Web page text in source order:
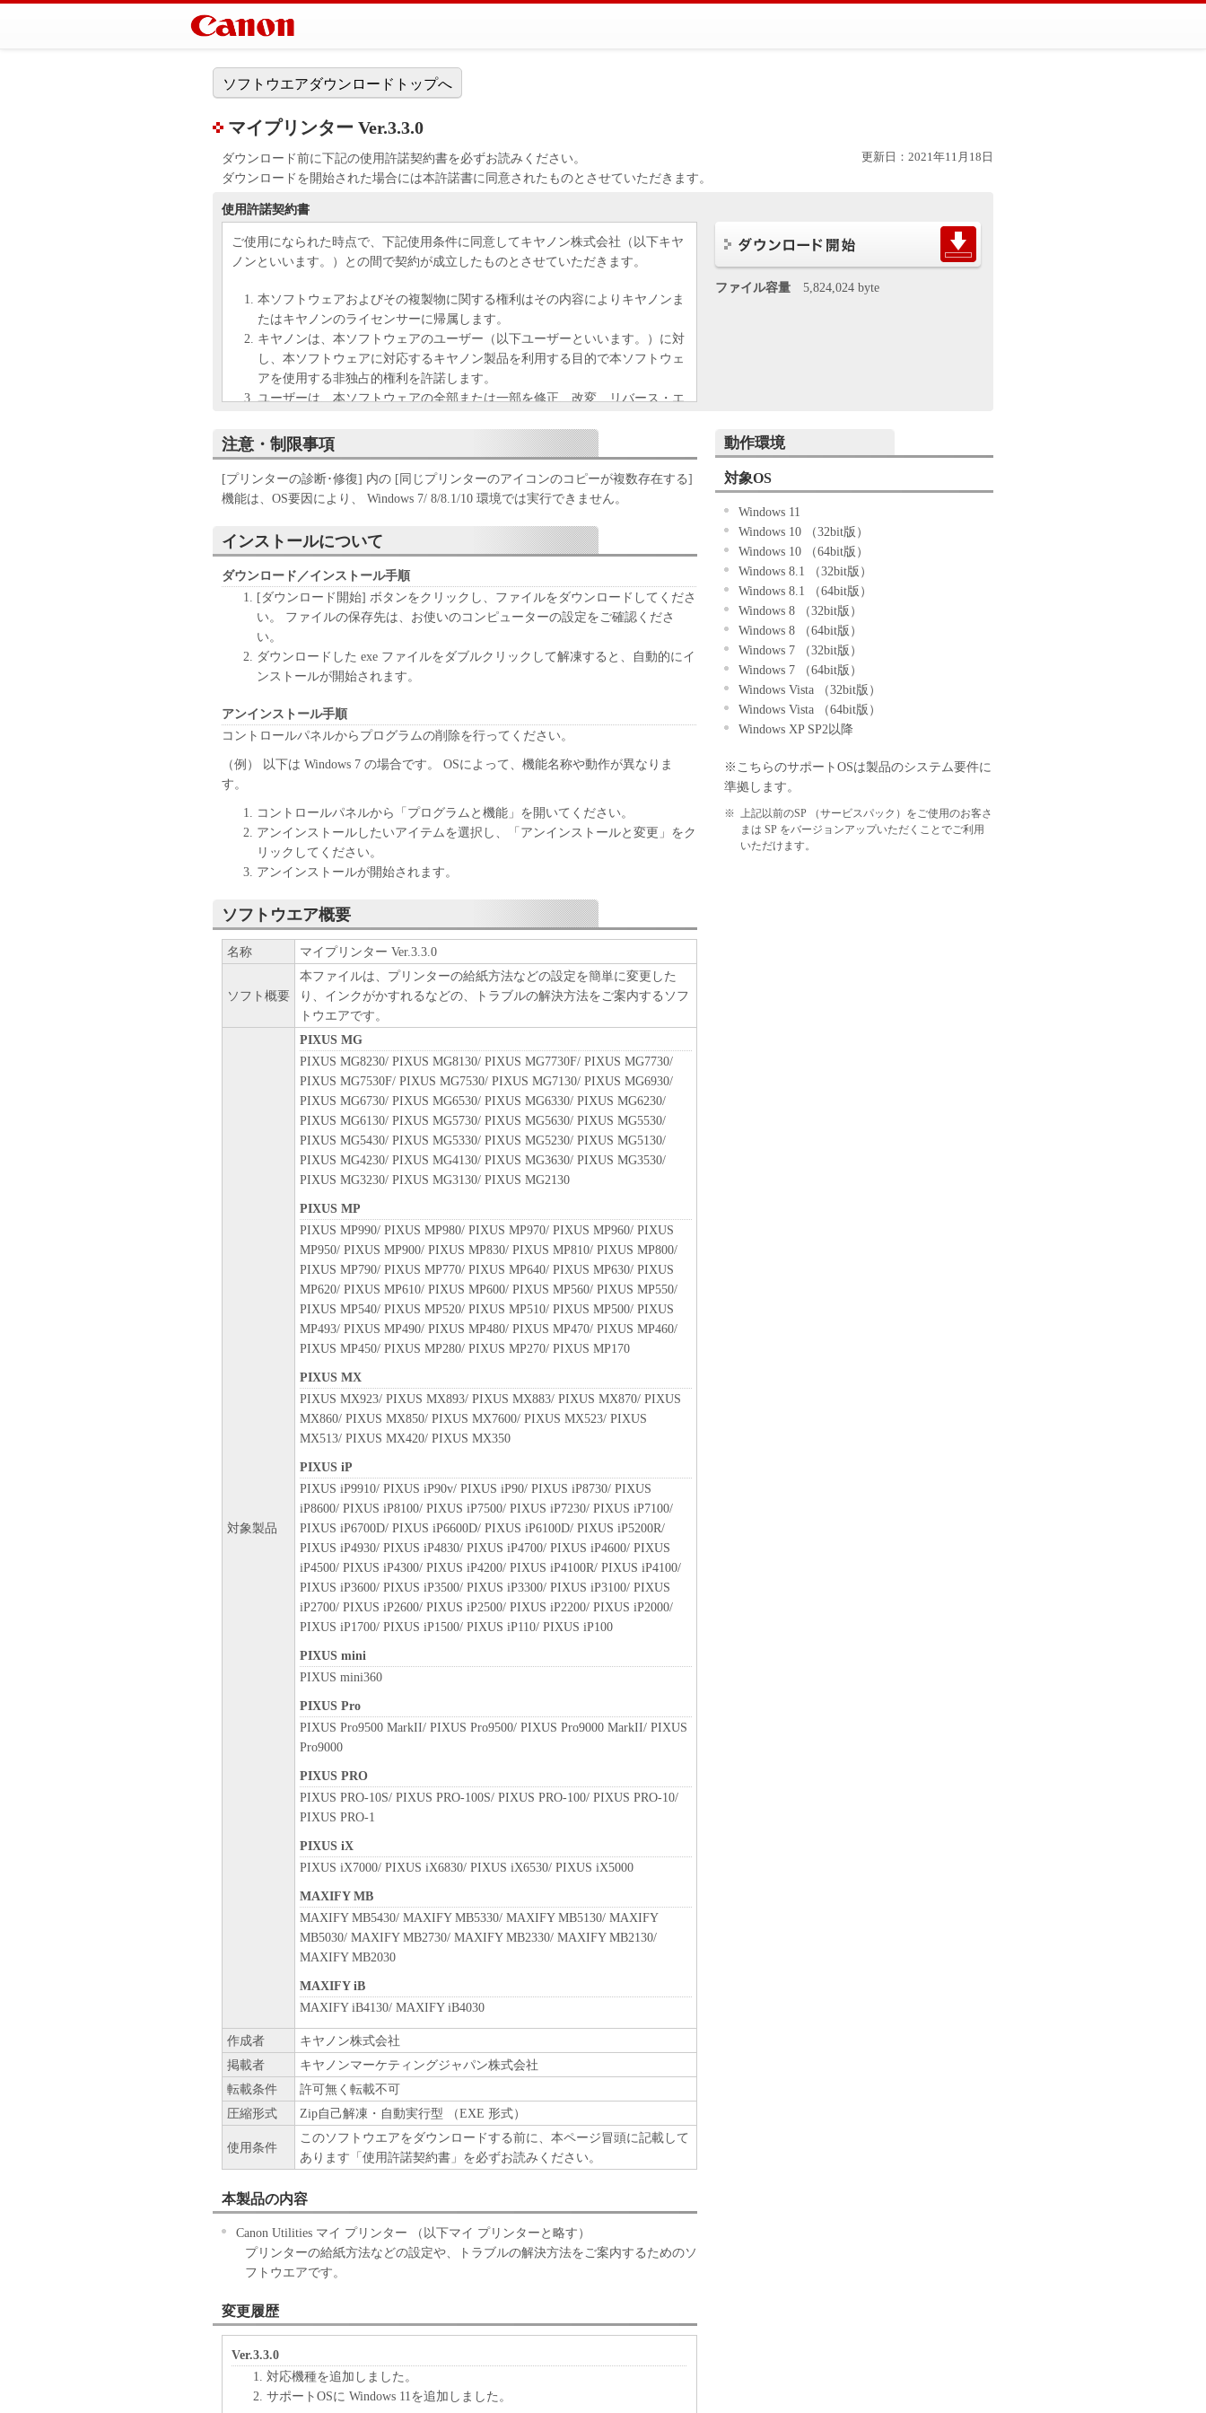
ソフトウエアダウンロードトップへ
マイプリンター Ver.3.3.0
ダウンロード前に下記の使用許諾契約書を必ずお読みください。
ダウンロードを開始された場合には本許諾書に同意されたものとさせていただきます。
更新日：2021年11月18日
使用許諾契約書
ご使用になられた時点で、下記使用条件に同意してキヤノン株式会社（以下キヤ
ノンといいます。）との間で契約が成立したものとさせていただきます。
本ソフトウェアおよびその複製物に関する権利はその内容によりキヤノンま
たはキヤノンのライセンサーに帰属します。
キヤノンは、本ソフトウェアのユーザー（以下ユーザーといいます。）に対
し、本ソフトウェアに対応するキヤノン製品を利用する目的で本ソフトウェ
アを使用する非独占的権利を許諾します。
ユーザーは、本ソフトウェアの全部または一部を修正、改変、リバース・エ
ん。
キヤノン、キヤノンマーケティングジャパン株式会社およびキヤノンのライ
センサーは、本ソフトウェアがユーザーの特定の目的のために適当であるこ
と、もしくは有用であること、または本ソフトウェアに瑕疵がないこと、そ
キヤノン、キヤノンマーケティングジャパン株式会社およびキヤノンのライ
センサーは、本ソフトウェアの使用に付随または関連して生ずる直接的また
は間接的な損失、損害等について、いかなる場合においても一切の責任を負
いません。
ユーザーは、日本国政府または該当国の政府より必要な許可等を得ることな
しに、本ソフトウェアの全部または一部を、直接または間接に輸出してはな
りません。
ファイル容量 5,824,024 byte
注意・制限事項
[プリンターの診断･修復] 内の [同じプリンターのアイコンのコピーが複数存在する]
機能は、OS要因により、 Windows 7/ 8/8.1/10 環境では実行できません。
インストールについて
ダウンロード／インストール手順
[ダウンロード開始] ボタンをクリックし、ファイルをダウンロードしてくださ
い。 ファイルの保存先は、お使いのコンピューターの設定をご確認くださ
い。
ダウンロードした exe ファイルをダブルクリックして解凍すると、自動的にイ
ンストールが開始されます。
アンインストール手順
コントロールパネルからプログラムの削除を行ってください。
（例） 以下は Windows 7 の場合です。 OSによって、機能名称や動作が異なりま
す。
コントロールパネルから「プログラムと機能」を開いてください。
アンインストールしたいアイテムを選択し、「アンインストールと変更」をク
リックしてください。
アンインストールが開始されます。
ソフトウエア概要
名称 マイプリンター Ver.3.3.0
ソフト概要
本ファイルは、プリンターの給紙方法などの設定を簡単に変更した
り、インクがかすれるなどの、トラブルの解決方法をご案内するソフ
トウエアです。
対象製品
PIXUS MG
PIXUS MG8230/ PIXUS MG8130/ PIXUS MG7730F/ PIXUS MG7730/
PIXUS MG7530F/ PIXUS MG7530/ PIXUS MG7130/ PIXUS MG6930/
PIXUS MG6730/ PIXUS MG6530/ PIXUS MG6330/ PIXUS MG6230/
PIXUS MG6130/ PIXUS MG5730/ PIXUS MG5630/ PIXUS MG5530/
PIXUS MG5430/ PIXUS MG5330/ PIXUS MG5230/ PIXUS MG5130/
PIXUS MG4230/ PIXUS MG4130/ PIXUS MG3630/ PIXUS MG3530/
PIXUS MG3230/ PIXUS MG3130/ PIXUS MG2130
PIXUS MP
PIXUS MP990/ PIXUS MP980/ PIXUS MP970/ PIXUS MP960/ PIXUS
MP950/ PIXUS MP900/ PIXUS MP830/ PIXUS MP810/ PIXUS MP800/
PIXUS MP790/ PIXUS MP770/ PIXUS MP640/ PIXUS MP630/ PIXUS
MP620/ PIXUS MP610/ PIXUS MP600/ PIXUS MP560/ PIXUS MP550/
PIXUS MP540/ PIXUS MP520/ PIXUS MP510/ PIXUS MP500/ PIXUS
MP493/ PIXUS MP490/ PIXUS MP480/ PIXUS MP470/ PIXUS MP460/
PIXUS MP450/ PIXUS MP280/ PIXUS MP270/ PIXUS MP170
PIXUS MX
PIXUS MX923/ PIXUS MX893/ PIXUS MX883/ PIXUS MX870/ PIXUS
MX860/ PIXUS MX850/ PIXUS MX7600/ PIXUS MX523/ PIXUS
MX513/ PIXUS MX420/ PIXUS MX350
PIXUS iP
PIXUS iP9910/ PIXUS iP90v/ PIXUS iP90/ PIXUS iP8730/ PIXUS
iP8600/ PIXUS iP8100/ PIXUS iP7500/ PIXUS iP7230/ PIXUS iP7100/
PIXUS iP6700D/ PIXUS iP6600D/ PIXUS iP6100D/ PIXUS iP5200R/
PIXUS iP4930/ PIXUS iP4830/ PIXUS iP4700/ PIXUS iP4600/ PIXUS
iP4500/ PIXUS iP4300/ PIXUS iP4200/ PIXUS iP4100R/ PIXUS iP4100/
PIXUS iP3600/ PIXUS iP3500/ PIXUS iP3300/ PIXUS iP3100/ PIXUS
iP2700/ PIXUS iP2600/ PIXUS iP2500/ PIXUS iP2200/ PIXUS iP2000/
PIXUS iP1700/ PIXUS iP1500/ PIXUS iP110/ PIXUS iP100
PIXUS mini
PIXUS mini360
PIXUS Pro
PIXUS Pro9500 MarkII/ PIXUS Pro9500/ PIXUS Pro9000 MarkII/ PIXUS
Pro9000
PIXUS PRO
PIXUS PRO-10S/ PIXUS PRO-100S/ PIXUS PRO-100/ PIXUS PRO-10/
PIXUS PRO-1
PIXUS iX
PIXUS iX7000/ PIXUS iX6830/ PIXUS iX6530/ PIXUS iX5000
MAXIFY MB
MAXIFY MB5430/ MAXIFY MB5330/ MAXIFY MB5130/ MAXIFY
MB5030/ MAXIFY MB2730/ MAXIFY MB2330/ MAXIFY MB2130/
MAXIFY MB2030
MAXIFY iB
MAXIFY iB4130/ MAXIFY iB4030
作成者
キヤノン株式会社
掲載者
キヤノンマーケティングジャパン株式会社
転載条件
許可無く転載不可
圧縮形式
Zip自己解凍・自動実行型 （EXE 形式）
使用条件
このソフトウエアをダウンロードする前に、本ページ冒頭に記載して
あります「使用許諾契約書」を必ずお読みください。
本製品の内容
Canon Utilities マイ プリンター （以下マイ プリンターと略す）
プリンターの給紙方法などの設定や、トラブルの解決方法をご案内するためのソ
フトウエアです。
変更履歴
Ver.3.3.0
対応機種を追加しました。
サポートOSに Windows 11を追加しました。
動作環境
対象OS
Windows 11
Windows 10 （32bit版）
Windows 10 （64bit版）
Windows 8.1 （32bit版）
Windows 8.1 （64bit版）
Windows 8 （32bit版）
Windows 8 （64bit版）
Windows 7 （32bit版）
Windows 7 （64bit版）
Windows Vista （32bit版）
Windows Vista （64bit版）
Windows XP SP2以降
※こちらのサポートOSは製品のシステム要件に
準拠します。
※ 上記以前のSP （サービスパック）をご使用のお客さ
まは SP をバージョンアップいただくことでご利用
いただけます。